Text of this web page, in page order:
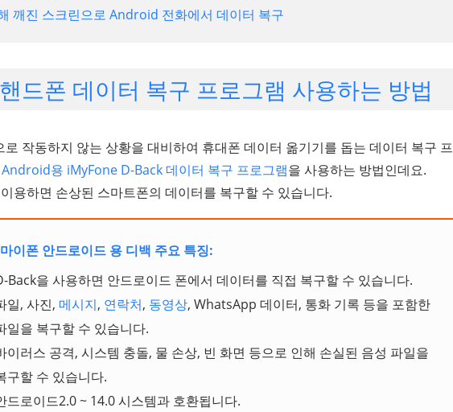
깨진 스크린으로 Android 전화에서 데이터 복구
드폰 데이터 복구 프로그램 사용하는 방법
작동하지 않는 상황을 대비하여 휴대폰 데이터 옮기기를 돕는 데이터 복구 프
Android용 iMyFone D-Back 데이터 복구 프로그램을 사용하는 방법인데요.
용하면 손상된 스마트폰의 데이터를 복구할 수 있습니다.
이폰 안드로이드 용 디백 주요 특징:
Back을 사용하면 안드로이드 폰에서 데이터를 직접 복구할 수 있습니다.
일, 사진, 메시지, 연락처, 동영상, WhatsApp 데이터, 통화 기록 등을 포함한
일을 복구할 수 있습니다.
이러스 공격, 시스템 충돌, 물 손상, 빈 화면 등으로 인해 손실된 음성 파일을
구할 수 있습니다.
드로이드2.0 ~ 14.0 시스템과 호환됩니다.